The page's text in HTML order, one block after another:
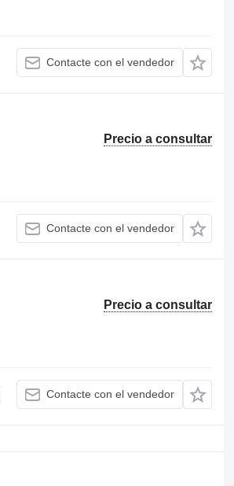
Contacte con el vendedor
Precio a consultar
Contacte con el vendedor
Precio a consultar
Contacte con el vendedor